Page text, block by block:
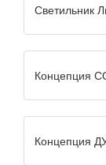
Светильник
Концепция
Концепция